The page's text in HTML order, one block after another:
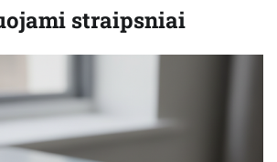
straipsniai